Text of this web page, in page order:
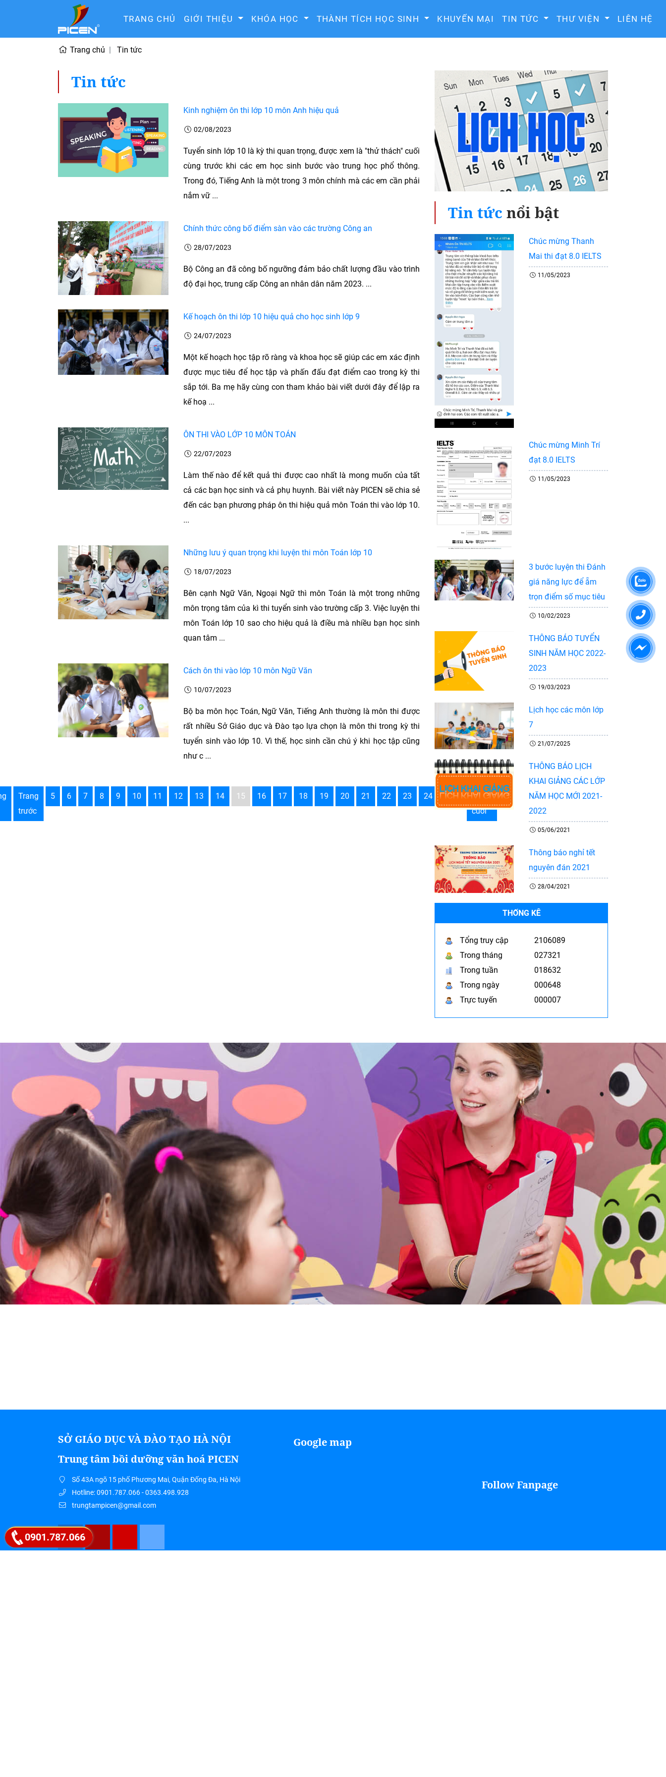
TRANG CHỦ GIỚI THIỆU KHÓA HỌC THÀNH TÍCH HỌC SINH KHUYẾN MẠI TIN TỨC THƯ VIỆN LIÊN HỆ
Trang chủ Tin tức
Tin tức
Kinh nghiệm ôn thi lớp 10 môn Anh hiệu quả
02/08/2023
Tuyển sinh lớp 10 là kỳ thi quan trọng, được xem là "thử thách" cuối
cùng trước khi các em học sinh bước vào trung học phổ thông.
Trong đó, Tiếng Anh là một trong 3 môn chính mà các em cần phải
nắm vữ ...
Chính thức công bố điểm sàn vào các trường Công an
28/07/2023
Bộ Công an đã công bố ngưỡng đảm bảo chất lượng đầu vào trình
độ đại học, trung cấp Công an nhân dân năm 2023. ...
Kế hoạch ôn thi lớp 10 hiệu quả cho học sinh lớp 9
24/07/2023
Một kế hoạch học tập rõ ràng và khoa học sẽ giúp các em xác định
được mục tiêu để học tập và phấn đấu đạt điểm cao trong kỳ thi
sắp tới. Ba mẹ hãy cùng con tham khảo bài viết dưới đây để lập ra
kế hoạ ...
ÔN THI VÀO LỚP 10 MÔN TOÁN
22/07/2023
Làm thế nào để kết quả thi được cao nhất là mong muốn của tất
cả các bạn học sinh và cả phụ huynh. Bài viết này PICEN sẽ chia sẻ
đến các bạn phương pháp ôn thi hiệu quả môn Toán thi vào lớp 10.
...
Những lưu ý quan trọng khi luyện thi môn Toán lớp 10
18/07/2023
Bên cạnh Ngữ Văn, Ngoại Ngữ thì môn Toán là một trong những
môn trọng tâm của kì thi tuyển sinh vào trường cấp 3. Việc luyện thi
môn Toán lớp 10 sao cho hiệu quả là điều mà nhiều bạn học sinh
quan tâm ...
Cách ôn thi vào lớp 10 môn Ngữ Văn
10/07/2023
Bộ ba môn học Toán, Ngữ Văn, Tiếng Anh thường là môn thi được
rất nhiều Sở Giáo dục và Đào tạo lựa chọn là môn thi trong kỳ thi
tuyển sinh vào lớp 10. Vì thế, học sinh cần chú ý khi học tập cũng
như c ...
Trang
trước
5 6 7 8 9 10 11 12 13 14 15 16 17 18 19 20 21 22 23 24 Tiếp
Trang
cuối
Tin tức nổi bật
Chúc mừng Thanh
Mai thi đạt 8.0 IELTS
11/05/2023
Chúc mừng Minh Trí
đạt 8.0 IELTS
11/05/2023
3 bước luyện thi Đánh
giá năng lực để ẵm
trọn điểm số mục tiêu
10/02/2023
THÔNG BÁO TUYỂN
SINH NĂM HỌC 2022-
2023
19/03/2023
Lịch học các môn lớp
7
21/07/2025
THÔNG BÁO LỊCH
KHAI GIẢNG CÁC LỚP
NĂM HỌC MỚI 2021-
2022
05/06/2021
Thông báo nghỉ tết
nguyên đán 2021
28/04/2021
THỐNG KÊ
Tổng truy cập
2106089
Trong tháng
027321
Trong tuần
018632
Trong ngày
000648
Trực tuyến
000007
SỞ GIÁO DỤC VÀ ĐÀO TẠO HÀ NỘI
Trung tâm bồi dưỡng văn hoá PICEN
Số 43A ngõ 15 phố Phương Mai, Quận Đống Đa, Hà Nội
Hotline: 0901.787.066 - 0363.498.928
trungtampicen@gmail.com
Google map
Follow Fanpage
0901.787.066